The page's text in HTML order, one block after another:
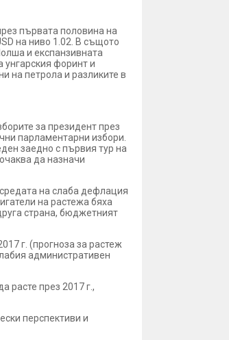
първата половина на
на ниво 1.02. В същото
и експанзивната
унгарския форинт и
на петрола и разликите в
за президент през
парламентарни избори.
заедно с първия тур на
да назначи
на слаба дефлация
на растежа бяха
страна, бюджетният
г. (прогноза за растеж
административен
расте през 2017 г.,
перспективи и